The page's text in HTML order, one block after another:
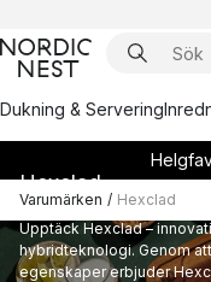
Dukning & Servering
Varumärken / Hexclad
Hexclad
Upptäck Hexclad –
hybridteknologi. Genom
egenskaper erbjuder